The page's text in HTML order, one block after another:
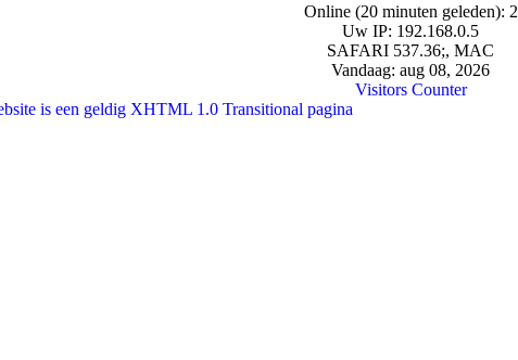
Online (20 minuten geleden): 2
Uw IP: 192.168.0.5
SAFARI 537.36;, MAC
Vandaag: aug 08, 2026
Visitors Counter